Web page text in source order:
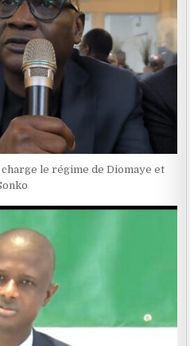
le régime de Diomaye et